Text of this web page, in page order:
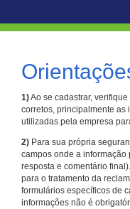
1)Ao se cadastrar,
corretos, principalmente as
utilizadas pela empresa
2) Para sua própria
campos onde a
resposta e comentário
para o tratamento da
formulários específicos de
informações não é